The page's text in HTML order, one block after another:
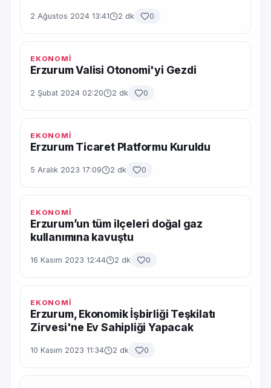
2 Ağustos 2024 13:41 2 dk 0
EKONOMİ
Erzurum Valisi Otonomi'yi Gezdi
2 Şubat 2024 02:20 2 dk 0
EKONOMİ
Erzurum Ticaret Platformu Kuruldu
5 Aralık 2023 17:09 2 dk 0
EKONOMİ
Erzurum’un tüm ilçeleri doğal gaz
kullanımına kavuştu
16 Kasım 2023 12:44 2 dk 0
EKONOMİ
Erzurum, Ekonomik İşbirliği Teşkilatı
Zirvesi'ne Ev Sahipliği Yapacak
10 Kasım 2023 11:34 2 dk 0